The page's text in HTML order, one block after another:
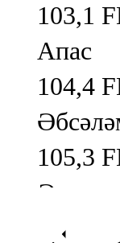
103,1
Апас
104,4
105,3
Әлмәт
92,9 FM